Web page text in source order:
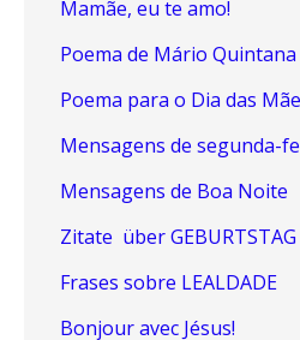
Mamãe, eu te amo!
Poema de Mário
Poema para o Dia das
Mensagens de segunda-
Mensagens de Boa Noite
Zitate über GEBURTSTAG
Frases sobre LEALDADE
Bonjour avec Jésus!